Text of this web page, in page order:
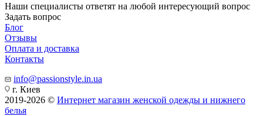
Наши специалисты ответят на любой интересующий вопрос
Задать вопрос
Блог
Отзывы
Оплата и доставка
Контакты
info@passionstyle.in.ua
г. Киев
2019-2026 © Интернет магазин женской одежды и нижнего
белья